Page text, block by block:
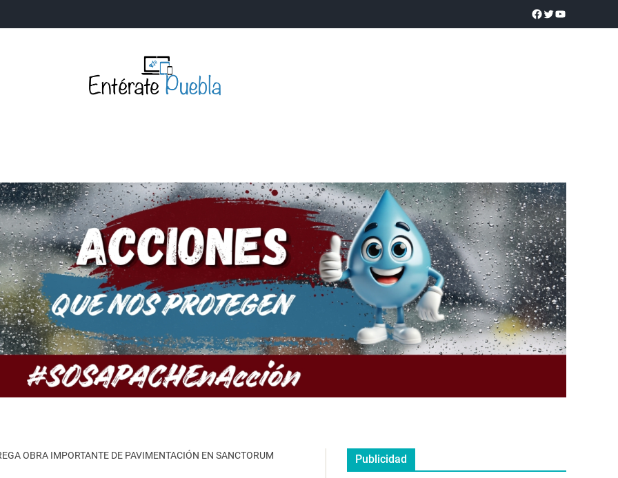
Y TECNOLOGÍA OPINIÓN SOCIEDAD ANUNCIOS
OBRA IMPORTANTE DE PAVIMENTACIÓN EN SANCTORUM Publicidad